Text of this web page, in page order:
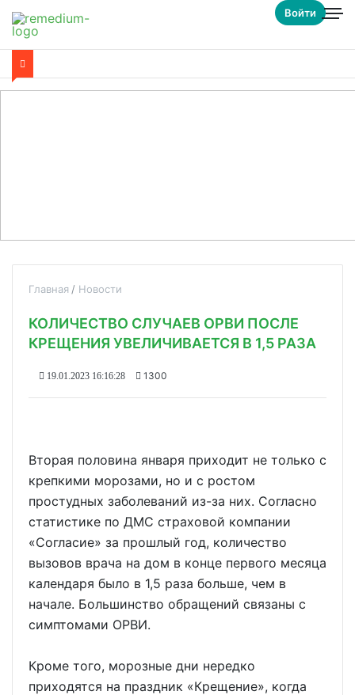
Войти
Главная Новости
КОЛИЧЕСТВО СЛУЧАЕВ ОРВИ ПОСЛЕ
КРЕЩЕНИЯ УВЕЛИЧИВАЕТСЯ В 1,5 РАЗА
19.01.2023 16:16:28 1300
Вторая половина января приходит не только с
крепкими морозами, но и с ростом
простудных заболеваний из-за них. Согласно
статистике по ДМС страховой компании
«Согласие» за прошлый год, количество
вызовов врача на дом в конце первого месяца
календаря было в 1,5 раза больше, чем в
начале. Большинство обращений связаны с
симптомами ОРВИ.
Кроме того, морозные дни нередко
приходятся на праздник «Крещение», когда